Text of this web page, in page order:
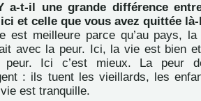
a-t-il une grande différence
et celle que vous avez quittée
est meilleure parce qu’au pays,
avec la peur. Ici, la vie est bien
peur. Ici c’est mieux. La peur
: ils tuent les vieillards, les
est tranquille.